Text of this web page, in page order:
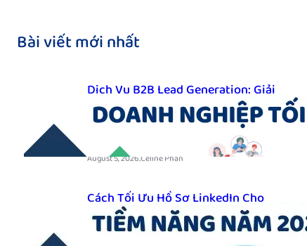
Bài viết mới nhất
Dịch Vụ B2B Lead Generation: Giải
Pháp Tìm Kiếm Khách Hàng Doanh
Nghiệp Tối Ưu
August 5, 2026.Celine Phan
Cách Tối Ưu Hồ Sơ LinkedIn Cho
Sales B2B Để Thu Hút Khách Hàng
Tiềm Năng Năm 2026